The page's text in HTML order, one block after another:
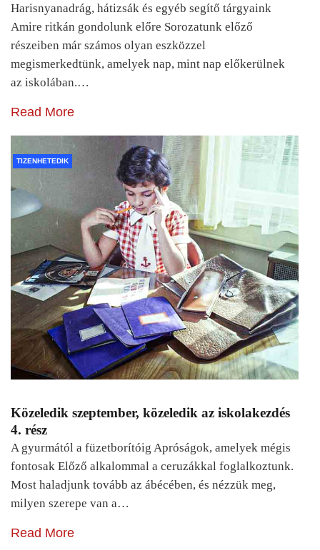
Harisnyanadrág, hátizsák és egyéb segítő tárgyaink
Amire ritkán gondolunk előre Sorozatunk előző
részeiben már számos olyan eszközzel
megismerkedtünk, amelyek nap, mint nap előkerülnek
az iskolában.…
Read More
TIZENHETEDIK
Közeledik szeptember, közeledik az iskolakezdés
4. rész
A gyurmától a füzetborítóig Apróságok, amelyek mégis
fontosak Előző alkalommal a ceruzákkal foglalkoztunk.
Most haladjunk tovább az ábécében, és nézzük meg,
milyen szerepe van a…
Read More